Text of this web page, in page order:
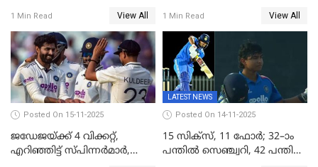
സ്ഥാനാർഥികളില്ല
1 Min Read View All
നീലക്കുപ്പായത്തില്‍ കളിക്കാം
1 Min Read View All
Posted On 15-11-2025
ജഡേജയ്ക്ക് 4 വിക്കറ്റ്,
എറിഞ്ഞിട്ട് സ്പിന്നർമാർ,
LATEST NEWS
Posted On 14-11-2025
15 സിക്സ്, 11 ഫോർ; 32–ാം
പന്തിൽ സെഞ്ച്വറി, 42 പന്തിൽ